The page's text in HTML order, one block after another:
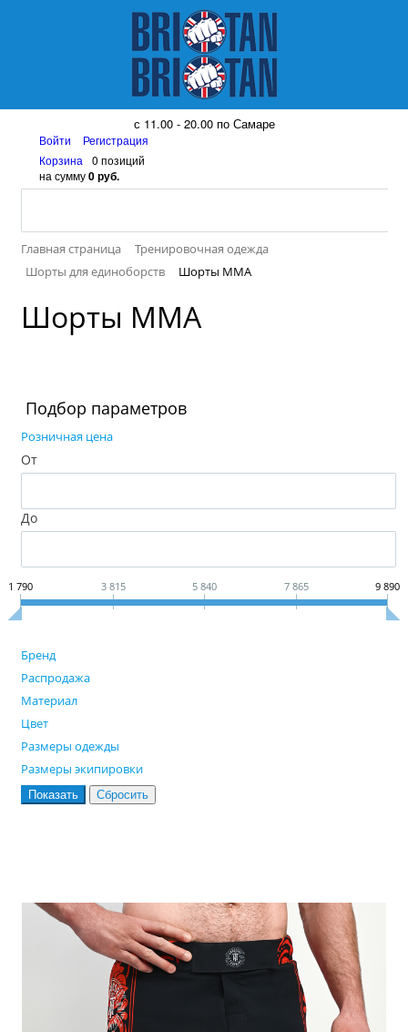
8 (917) 161 08 99
с 11.00 - 20.00 по Самаре
Войти
Регистрация
Корзина
0 позиций
на сумму0 руб.
Главная страница
Тренировочная одежда
Шорты для единоборств
Шорты MMA
Шорты MMA
Подбор параметров
Розничная цена
От
До
1 790 3 815 5 840 7 865 9 890
Бренд
Распродажа
Материал
Цвет
Размеры одежды
Размеры экипировки